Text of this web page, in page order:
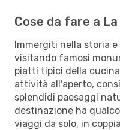
Cose da fare a
Immergiti nella storia
visitando famosi
piatti tipici della
attività all'aperto,
splendidi paesaggi
destinazione ha
viaggi da solo, in